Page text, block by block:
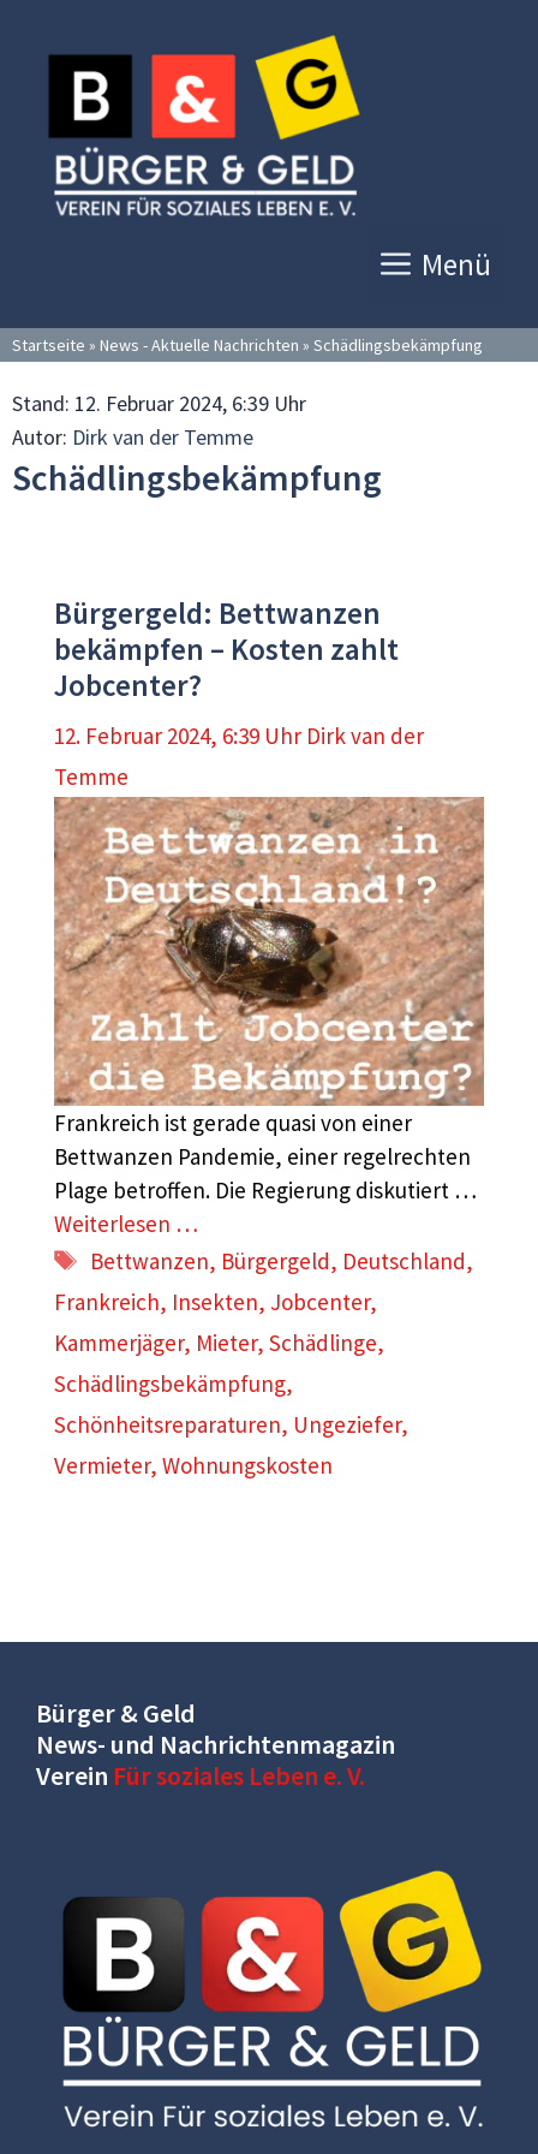
Inhalt
springen
Menü
Startseite » News - Aktuelle Nachrichten » Schädlingsbekämpfung
Stand: 12. Februar 2024, 6:39 Uhr
Autor: Dirk van der Temme
Schädlingsbekämpfung
Bürgergeld: Bettwanzen
bekämpfen – Kosten zahlt
Jobcenter?
12. Februar 2024, 6:39 Uhr Dirk van der
Temme
Frankreich ist gerade quasi von einer
Bettwanzen Pandemie, einer regelrechten
Plage betroffen. Die Regierung diskutiert …
Weiterlesen …
Schlagwörter
Bettwanzen, Bürgergeld, Deutschland,
Frankreich, Insekten, Jobcenter,
Kammerjäger, Mieter, Schädlinge,
Schädlingsbekämpfung,
Schönheitsreparaturen, Ungeziefer,
Vermieter, Wohnungskosten
Bürger & Geld
News- und Nachrichtenmagazin
Verein Für soziales Leben e. V.